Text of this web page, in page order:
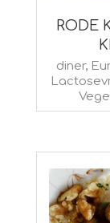
RODE
2015-
02-
diner,